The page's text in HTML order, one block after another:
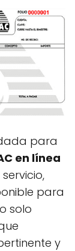
para
en línea
para
solo
y